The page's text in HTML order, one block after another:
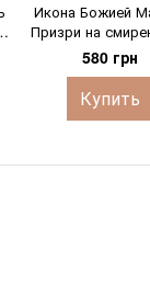
Икона Божией
Призри на
Х 19 см
580 грн
Купить